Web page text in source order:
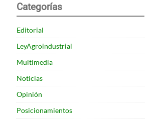
Categorías
Editorial
LeyAgroindustrial
Multimedia
Noticias
Opinión
Posicionamientos